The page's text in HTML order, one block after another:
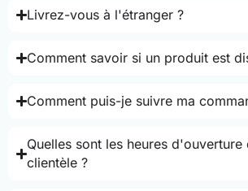
Livrez-vous à l'étranger ?
Comment savoir si un produit est
Comment puis-je suivre ma
Quelles sont les heures
clientèle ?